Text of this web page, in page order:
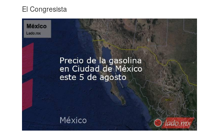
El Congresista